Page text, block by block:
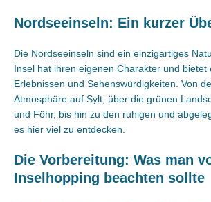
Nordseeinseln: Ein kurzer
Die Nordseeinseln sind ein einzigartiges
Insel hat ihren eigenen Charakter und bietet
Erlebnissen und Sehenswürdigkeiten. Von
Atmosphäre auf Sylt, über die grünen
und Föhr, bis hin zu den ruhigen und
es hier viel zu entdecken.
Die Vorbereitung: Was man
Inselhopping beachten sollte